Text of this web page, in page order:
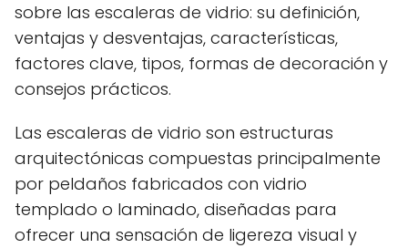
sobre las escaleras de vidrio: su definición,
ventajas y desventajas, características,
factores clave, tipos, formas de decoración y
consejos prácticos.
Las escaleras de vidrio son estructuras
arquitectónicas compuestas principalmente
por peldaños fabricados con vidrio
templado o laminado, diseñadas para
ofrecer una sensación de ligereza visual y